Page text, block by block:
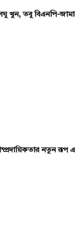
খুন, তবু বিএনপি-
নতুন রূপ